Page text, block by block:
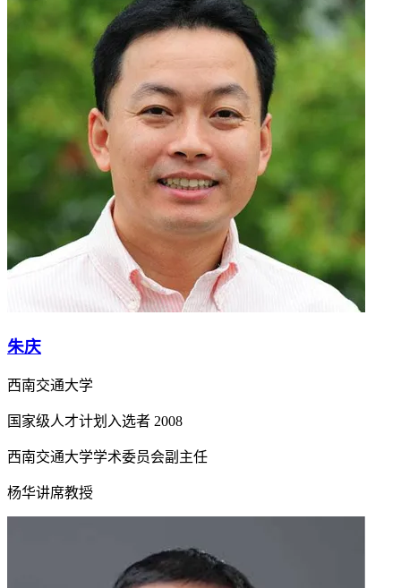
朱庆
西南交通大学
国家级人才计划入选者 2008
西南交通大学学术委员会副主任
杨华讲席教授